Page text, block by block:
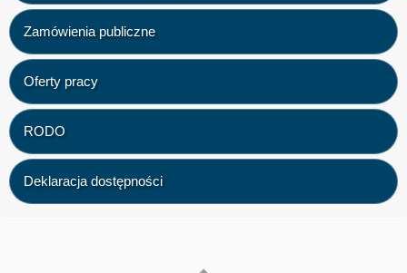
Zamówienia publiczne
Oferty pracy
RODO
Deklaracja dostępności